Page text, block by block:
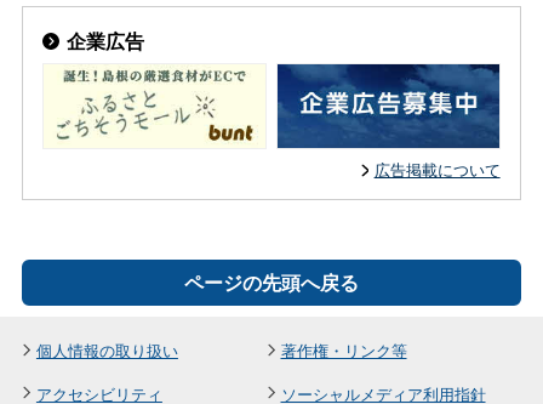
企業広告
広告掲載について
ページの先頭へ戻る
個人情報の取り扱い
著作権・リンク等
アクセシビリティ
ソーシャルメディア利用指針